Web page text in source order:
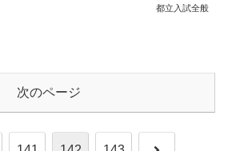
都立入試全般
次のページ